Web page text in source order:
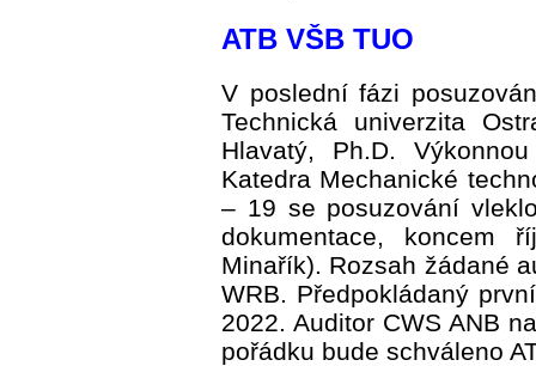
ATB VŠB TUO
V poslední fázi
Technická univerzita
Hlavatý, Ph.D.
Katedra Mechanické
– 19 se posuzování
dokumentace, koncem
Minařík). Rozsah žádané
WRB. Předpokládaný
2022. Auditor CWS ANB
pořádku bude schváleno